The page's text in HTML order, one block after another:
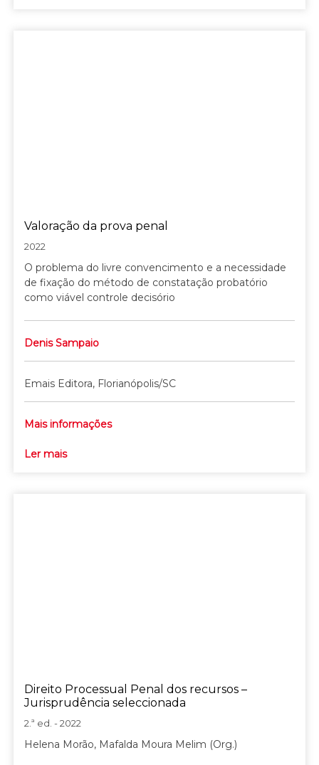
Valoração da prova penal
2022
O problema do livre convencimento e a necessidade
de fixação do método de constatação probatório
como viável controle decisório
Denis Sampaio
Emais Editora, Florianópolis/SC
Mais informações
Ler mais
Direito Processual Penal dos recursos –
Jurisprudência seleccionada
2.ª ed. - 2022
Helena Morão, Mafalda Moura Melim (Org.)